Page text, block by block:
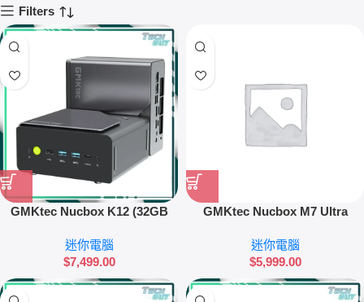
Filters
GMKtec Nucbox K12 (32GB
迷你電腦
$7,499.00
GMKtec Nucbox M7 Ultra
腦
迷你電腦
$5,999.00